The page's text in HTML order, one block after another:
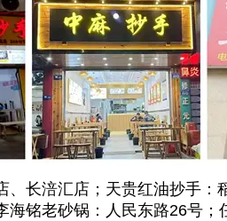
、长涪汇店；天贵红油抄手：
海铭老砂锅：人民东路26号；